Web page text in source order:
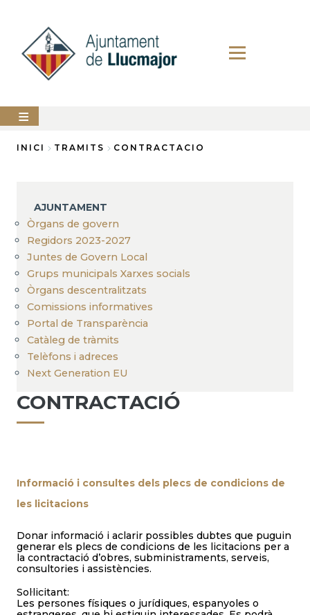
contingut
AJUNTAMENT
SERVEIS
MUNICIPALS
PERFIL
DEL
CONTRACTANT
ANUNCIS
INICI TRAMITS CONTRACTACIO
AJUNTAMENT
Òrgans de govern
Regidors 2023-2027
Juntes de Govern Local
Grups municipals Xarxes socials
Òrgans descentralitzats
Comissions informatives
Portal de Transparència
Catàleg de tràmits
Telèfons i adreces
Next Generation EU
CONTRACTACIÓ
Informació i consultes dels plecs de condicions de
les licitacions
Donar informació i aclarir possibles dubtes que puguin
generar els plecs de condicions de les licitacions per a
la contractació d’obres, subministraments, serveis,
consultories i assistències.
Sol·licitant:
Les persones físiques o jurídiques, espanyoles o